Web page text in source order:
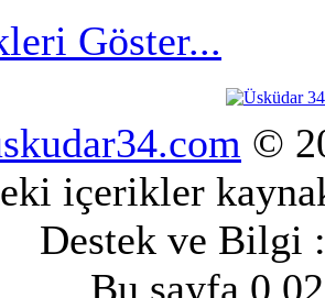
Göster...
©
içerikler
Destek ve Bilgi
Bu sayfa